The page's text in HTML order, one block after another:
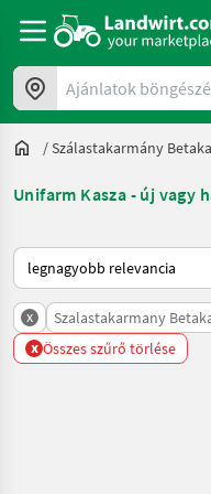
Ajánlatok böngészése
/Szálastakarmány
Unifarm Kasza - új vagy
Így van sorba rendezve a
x Szalastakarmany
x Összes szűrő törlése